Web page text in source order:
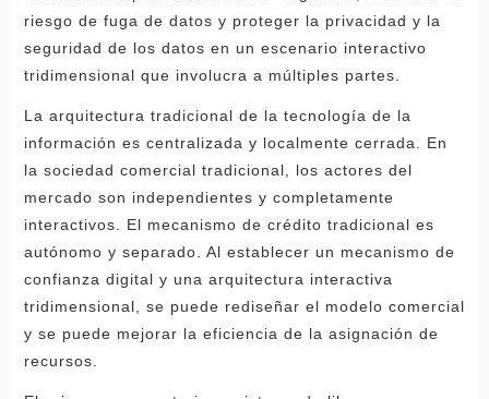
riesgo de fuga de datos y proteger la privacidad y la
seguridad de los datos en un escenario interactivo
tridimensional que involucra a múltiples partes.
La arquitectura tradicional de la tecnología de la
información es centralizada y localmente cerrada. En
la sociedad comercial tradicional, los actores del
mercado son independientes y completamente
interactivos. El mecanismo de crédito tradicional es
autónomo y separado. Al establecer un mecanismo de
confianza digital y una arquitectura interactiva
tridimensional, se puede rediseñar el modelo comercial
y se puede mejorar la eficiencia de la asignación de
recursos.